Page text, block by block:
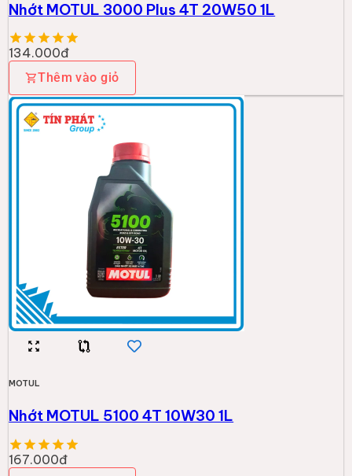
Nhớt MOTUL 3000 Plus 4T 20W50 1L
134.000đ
Thêm vào giỏ
MOTUL
Nhớt MOTUL 5100 4T 10W30 1L
167.000đ